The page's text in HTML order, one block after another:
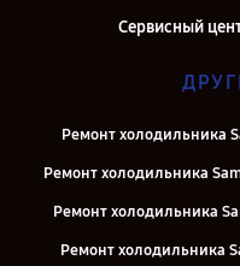
Сервисный
Ремонт холодильника
Ремонт холодильника
Ремонт холодильника
Ремонт холодильника